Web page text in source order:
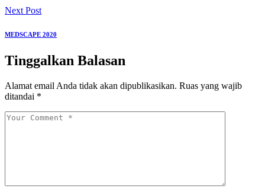
Next Post
MEDSCAPE 2020
Tinggalkan Balasan
Alamat email Anda tidak akan dipublikasikan. Ruas yang wajib
ditandai *